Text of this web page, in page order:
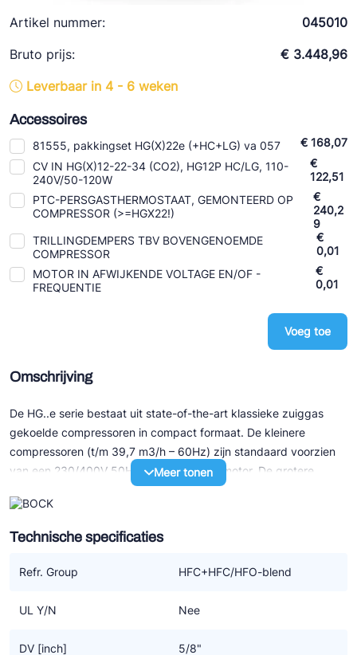
Artikel nummer:
045010
Bruto prijs:
€ 3.448,96
Leverbaar in 4 - 6 weken
Accessoires
81555, pakkingset HG(X)22e (+HC+LG) va 057
€ 168,07
CV IN HG(X)12-22-34 (CO2), HG12P HC/LG, 110-
240V/50-120W
€
122,51
PTC-PERSGASTHERMOSTAAT, GEMONTEERD OP
COMPRESSOR (>=HGX22!)
€
240,2
9
TRILLINGDEMPERS TBV BOVENGENOEMDE
COMPRESSOR
€
0,01
MOTOR IN AFWIJKENDE VOLTAGE EN/OF -
FREQUENTIE
€
0,01
Voeg toe
Omschrijving
De HG..e serie bestaat uit state-of-the-art klassieke zuiggas
gekoelde compressoren in compact formaat. De kleinere
compressoren (t/m 39,7 m3/h – 60Hz) zijn standaard voorzien
van een 230/400V 50Hz 3-fasen elektromotor. De grotere
modellen (v.a. 41,3 m3/h – 50Hz) hebben allen een 3x400V
50Hz part winding motor.
Speciale eigenschappen:
- Uitstekend loopcomfort
- Onderhoudsvriendelijk door o.a. gemakkelijk te verwisselen
- Een oliepomp, derhalve zeer geschikt voor toerenregeling met
Meer tonen
Technische specificaties
Refr. Group HFC+HFC/HFO-blend
UL Y/N Nee
DV [inch] 5/8"